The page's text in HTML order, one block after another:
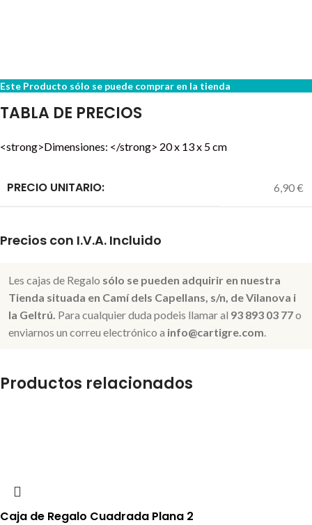
Este Producto sólo se puede comprar en la tienda
TABLA DE PRECIOS
<strong>Dimensiones: </strong> 20 x 13 x 5 cm
PRECIO UNITARIO: 6,90 €
Precios con I.V.A. Incluido
Les cajas de Regalo sólo se pueden adquirir en nuestra
Tienda situada en Camí dels Capellans, s/n, de Vilanova i
la Geltrú. Para cualquier duda podeis llamar al 93 893 03 77o
enviarnos un correu electrónico a info@cartigre.com.
Productos relacionados
Caja de Regalo Cuadrada Plana 2